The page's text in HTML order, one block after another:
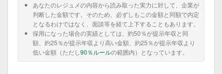
あなたのレジュメの内容から読み取った実力に対して、企業が
判断した金額です。そのため、必ずしもこの金額と同額で内定
となるわけではなく、面談等を経て上下することもあります。
採用になった場合の実績としては、約50％が提示年収と同
額、約25％が提示年収より高い金額、約25％が提示年収より
低い金額（ただし90％ルールの範囲内）となっています。